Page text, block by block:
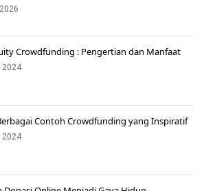
Crowdfunding : Pengertian dan Manfaat
2024
Contoh Crowdfunding yang Inspiratif
2024